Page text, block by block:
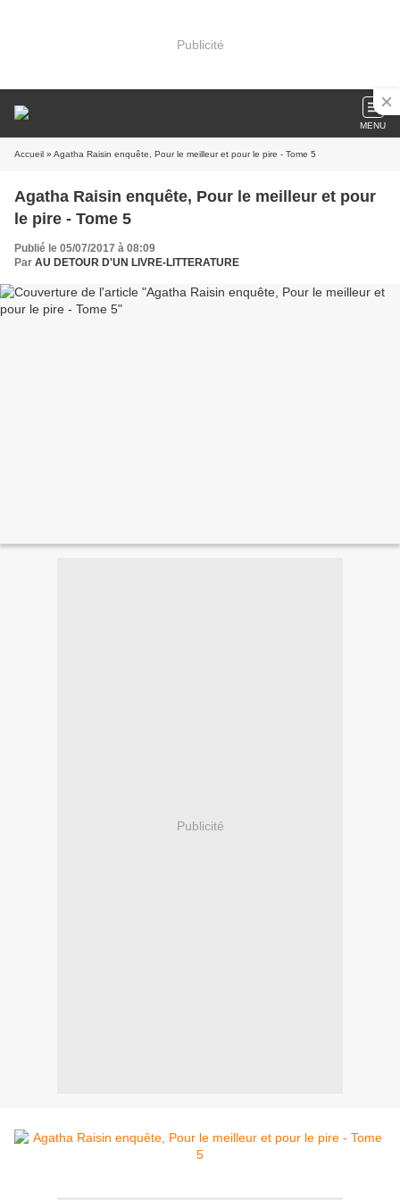
Publicité
MENU
Accueil » Agatha Raisin enquête, Pour le meilleur et pour le pire - Tome 5
Agatha Raisin enquête, Pour le meilleur et pour
le pire - Tome 5
Publié le 05/07/2017 à 08:09
Par AU DETOUR D'UN LIVRE-LITTERATURE
Publicité